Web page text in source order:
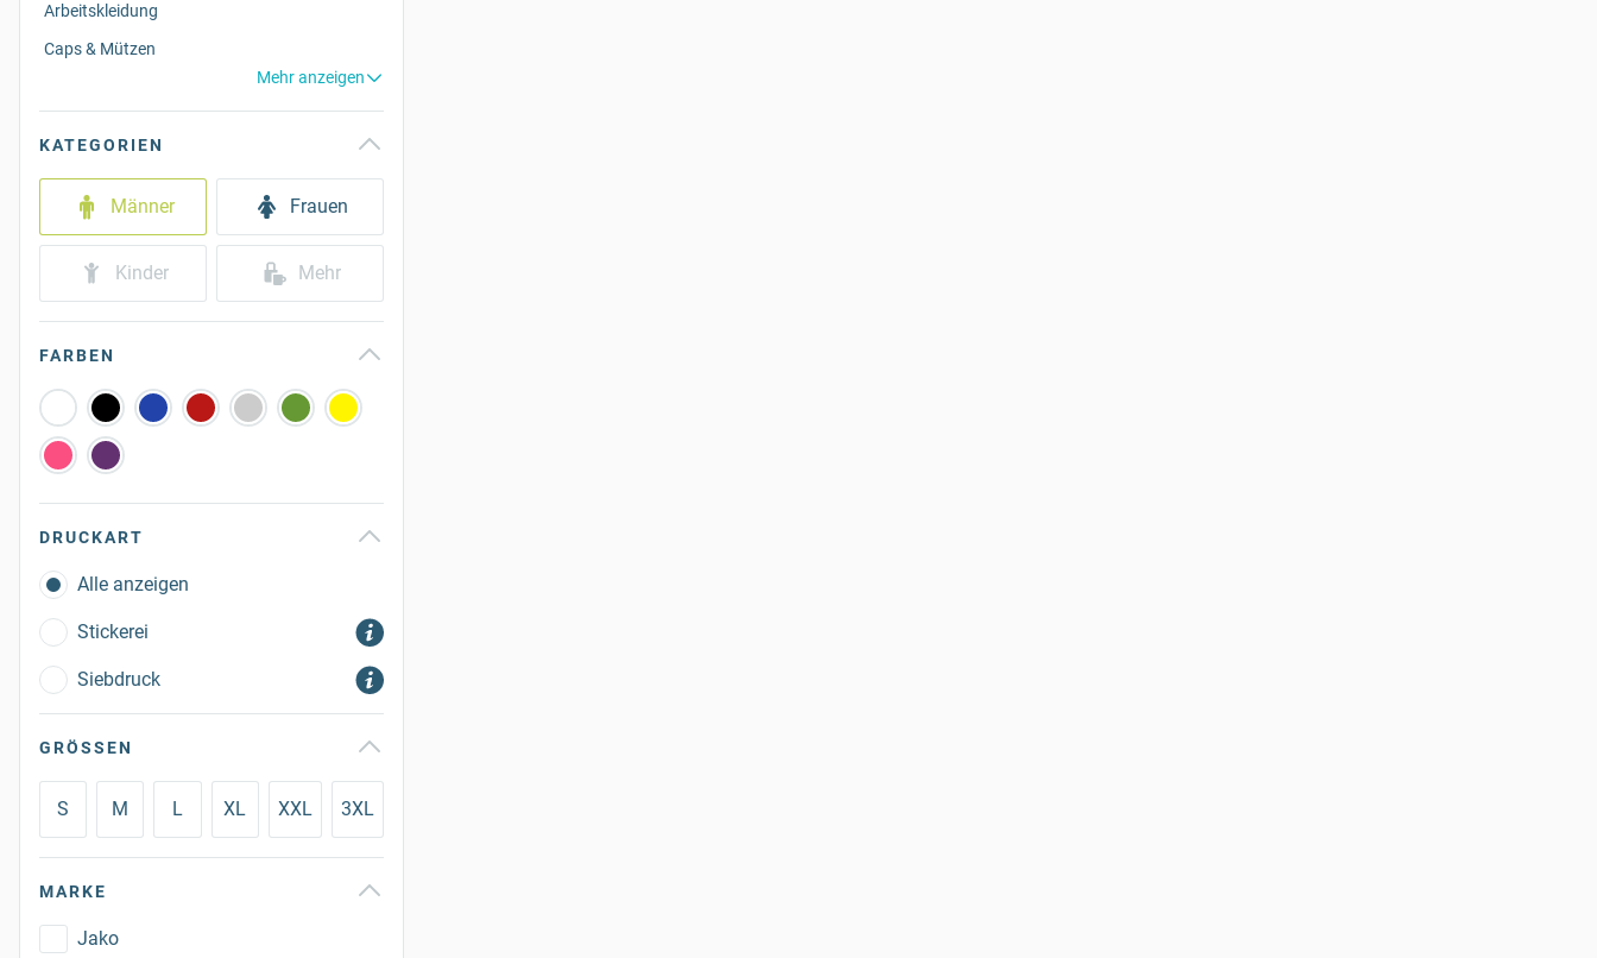
Arbeitskleidung
Caps & Mützen
Mehr anzeigen
KATEGORIEN
Männer Frauen
Kinder Mehr
FARBEN
DRUCKART
Alle anzeigen
Stickerei
Siebdruck
GRÖSSEN
S M L XL XXL 3XL
MARKE
Jako